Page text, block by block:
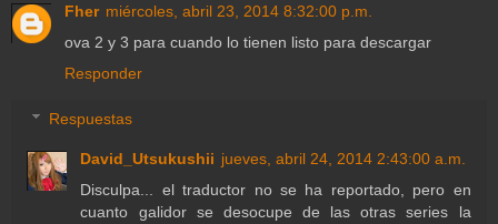
Fher miércoles, abril 23, 2014 8:32:00 p.m.
ova 2 y 3 para cuando lo tienen listo para descargar
Responder
Respuestas
David_Utsukushii jueves, abril 24, 2014 2:43:00 a.m.
Disculpa... el traductor no se ha reportado, pero en
cuanto galidor se desocupe de las otras series la